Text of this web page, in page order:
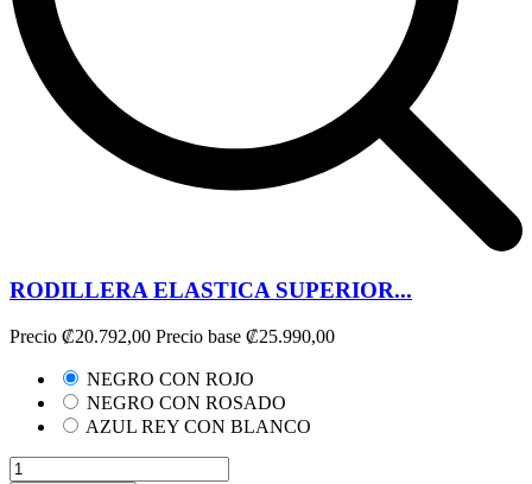
RODILLERA ELASTICA SUPERIOR...
Precio ₡20.792,00 Precio base ₡25.990,00
NEGRO CON ROJO
NEGRO CON ROSADO
AZUL REY CON BLANCO